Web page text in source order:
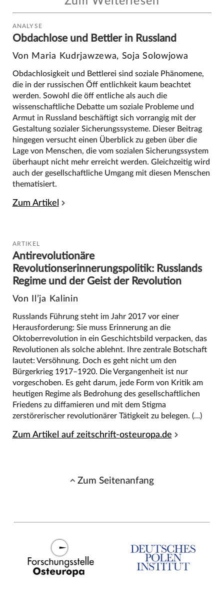
ANALYSE
Obdachlose und Bettler in Russland
Von Maria Kudrjawzewa, Soja Solowjowa
Obdachlosigkeit und Bettlerei sind soziale Phänomene,
die in der russischen Öff entlichkeit kaum beachtet
werden. Sowohl die öff entliche als auch die
wissenschaftliche Debatte um soziale Probleme und
Armut in Russland beschäftigt sich vorrangig mit der
Gestaltung sozialer Sicherungssysteme. Dieser Beitrag
hingegen versucht einen Überblick zu geben über die
Lage von Menschen, die vom sozialen Sicherungssystem
überhaupt nicht mehr erreicht werden. Gleichzeitig wird
auch der gesellschaftliche Umgang mit diesen Menschen
thematisiert.
Zum Artikel
ARTIKEL
Antirevolutionäre
Revolutionserinnerungspolitik: Russlands
Regime und der Geist der Revolution
Von Il’ja Kalinin
Russlands Führung steht im Jahr 2017 vor einer
Herausforderung: Sie muss Erinnerung an die
Oktoberrevolution in ein Geschichtsbild verpacken, das
Revolutionen als solche ablehnt. Ihre zentrale Botschaft
lautet: Versöhnung. Doch es geht nicht um den
Bürgerkrieg 1917–1920. Die Vergangenheit ist nur
vorgeschoben. Es geht darum, jede Form von Kritik am
heutigen Regime als Bedrohung des gesellschaftlichen
Friedens zu diffamieren und mit dem Stigma
zerstörerischer revolutionärer Tätigkeit zu belegen. (…)
Zum Artikel auf zeitschrift-osteuropa.de
Zum Seitenanfang